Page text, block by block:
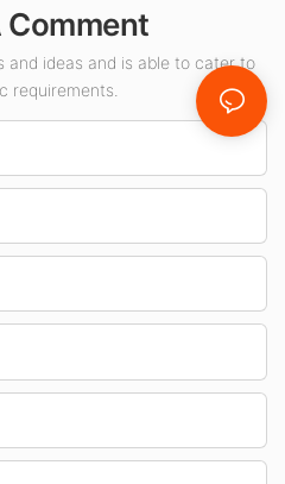
Comment
and ideas and is able to cater to
requirements.